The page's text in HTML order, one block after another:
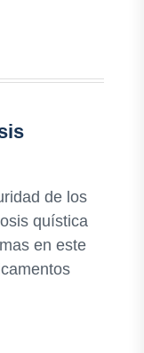
de los
quística
en este